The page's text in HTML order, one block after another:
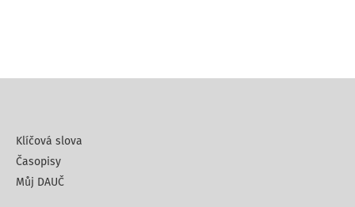
Klíčová slova
Časopisy
Můj DAUČ